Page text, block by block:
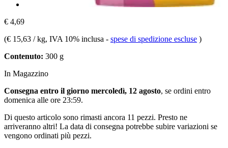
€ 4,69
(€ 15,63 / kg, IVA 10% inclusa - spese di spedizione escluse )
Contenuto: 300 g
In Magazzino
Consegna entro il giorno mercoledì, 12 agosto, se ordini entro
domenica alle ore 23:59.
Di questo articolo sono rimasti ancora 11 pezzi. Presto ne
arriveranno altri! La data di consegna potrebbe subire variazioni se
vengono ordinati più pezzi.